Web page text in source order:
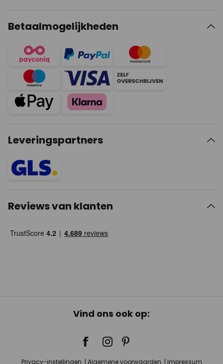
Betaalmogelijkheden
Leveringspartners
Reviews van klanten
Vind ons ook op:
Privacy-instellingen Algemene voorwaarden Impressum